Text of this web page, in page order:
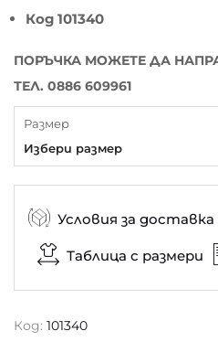
Код 101340
ПОРЪЧКА МОЖЕТЕ ДА
ТЕЛ. 0886 609961
Размер
Избери размер
Условия за доставка
Таблица с размери
Код: 101340